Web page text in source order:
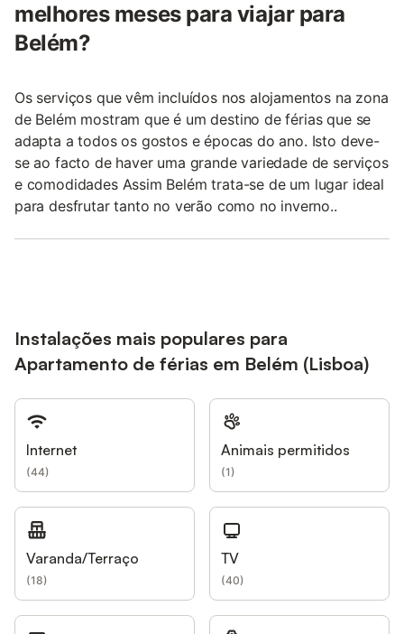
melhores meses para viajar para
Belém?
Os serviços que vêm incluídos nos alojamentos na zona
de Belém mostram que é um destino de férias que se
adapta a todos os gostos e épocas do ano. Isto deve-
se ao facto de haver uma grande variedade de serviços
e comodidades Assim Belém trata-se de um lugar ideal
para desfrutar tanto no verão como no inverno..
Instalações mais populares para
Apartamento de férias em Belém (Lisboa)
Internet
(44)
Animais permitidos
(1)
Varanda/Terraço
(18)
TV
(40)